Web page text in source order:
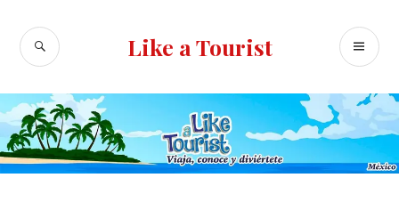
contenido
Like a Tourist
BUSCAR